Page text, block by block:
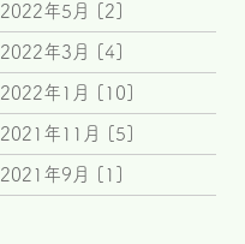
2022年5月 [2]
2022年3月 [4]
2022年1月 [10]
2021年11月 [5]
2021年9月 [1]